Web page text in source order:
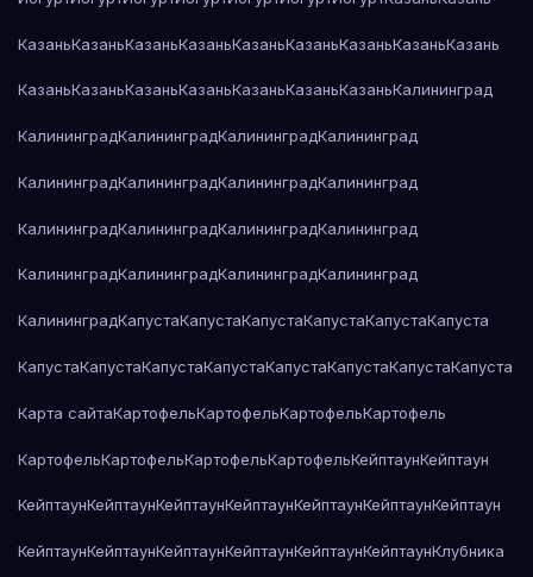
КазаньКазаньКазаньКазаньКазаньКазаньКазаньКазаньКазань
КазаньКазаньКазаньКазаньКазаньКазаньКазаньКалининград
КалининградКалининградКалининградКалининград
КалининградКалининградКалининградКалининград
КалининградКалининградКалининградКалининград
КалининградКалининградКалининградКалининград
КалининградКапустаКапустаКапустаКапустаКапустаКапуста
КапустаКапустаКапустаКапустаКапустаКапустаКапустаКапуста
Карта сайтаКартофельКартофельКартофельКартофель
КартофельКартофельКартофельКартофельКейптаунКейптаун
КейптаунКейптаунКейптаунКейптаунКейптаунКейптаунКейптаун
КейптаунКейптаунКейптаунКейптаунКейптаунКейптаунКлубника